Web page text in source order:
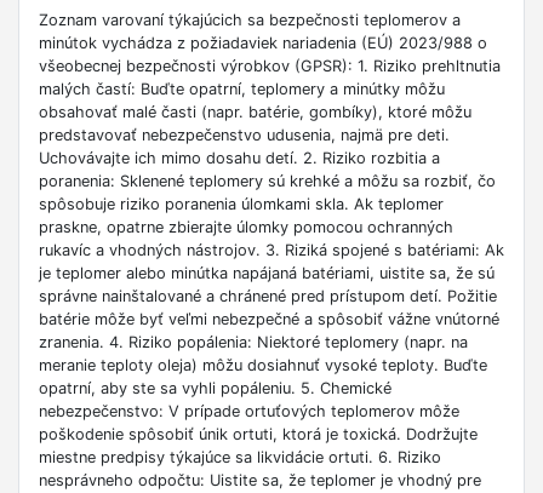
Zoznam varovaní týkajúcich sa bezpečnosti teplomerov a
minútok vychádza z požiadaviek nariadenia (EÚ) 2023/988 o
všeobecnej bezpečnosti výrobkov (GPSR): 1. Riziko prehltnutia
malých častí: Buďte opatrní, teplomery a minútky môžu
obsahovať malé časti (napr. batérie, gombíky), ktoré môžu
predstavovať nebezpečenstvo udusenia, najmä pre deti.
Uchovávajte ich mimo dosahu detí. 2. Riziko rozbitia a
poranenia: Sklenené teplomery sú krehké a môžu sa rozbiť, čo
spôsobuje riziko poranenia úlomkami skla. Ak teplomer
praskne, opatrne zbierajte úlomky pomocou ochranných
rukavíc a vhodných nástrojov. 3. Riziká spojené s batériami: Ak
je teplomer alebo minútka napájaná batériami, uistite sa, že sú
správne nainštalované a chránené pred prístupom detí. Požitie
batérie môže byť veľmi nebezpečné a spôsobiť vážne vnútorné
zranenia. 4. Riziko popálenia: Niektoré teplomery (napr. na
meranie teploty oleja) môžu dosiahnuť vysoké teploty. Buďte
opatrní, aby ste sa vyhli popáleniu. 5. Chemické
nebezpečenstvo: V prípade ortuťových teplomerov môže
poškodenie spôsobiť únik ortuti, ktorá je toxická. Dodržujte
miestne predpisy týkajúce sa likvidácie ortuti. 6. Riziko
nesprávneho odpočtu: Uistite sa, že teplomer je vhodný pre